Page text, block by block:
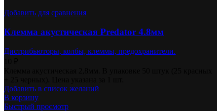
Добавить для сравнения
Клемма акустическая Predator 4.8мм
Дистрибьюторы, колбы, клеммы, предохранители.
Добавить в список желаний
В корзину
Быстрый просмотр